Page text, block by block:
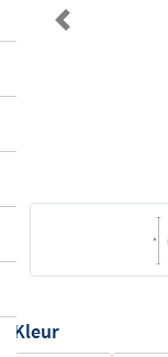
Previous
Kleur